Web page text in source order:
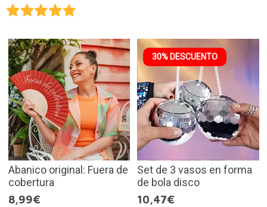
Abanico original: Fuera de
cobertura
8,99€
30% DESCUENTO
Set de 3 vasos en forma
de bola disco
10,47€